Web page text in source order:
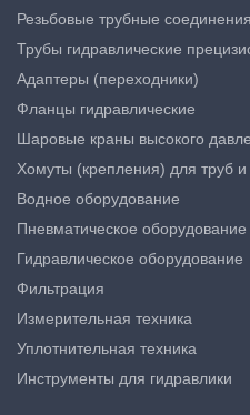
Резьбовые трубные
Трубы гидравлические
Адаптеры (переходники)
Фланцы гидравлические
Шаровые краны высокого
Хомуты (крепления) для труб
Водное оборудование
Пневматическое оборудование
Гидравлическое оборудование
Фильтрация
Измерительная техника
Уплотнительная техника
Инструменты для гидравлики